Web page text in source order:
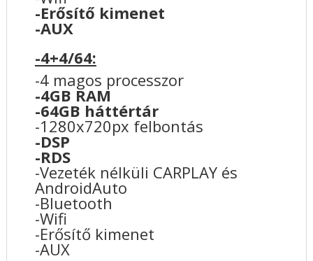
-Erősítő kimenet
-AUX
-4+4/64:
-4 magos processzor
-4GB RAM
-64GB háttértár
-1280x720px felbontás
-DSP
-RDS
-Vezeték nélküli CARPLAY és
AndroidAuto
-Bluetooth
-Wifi
-Erősítő kimenet
-AUX